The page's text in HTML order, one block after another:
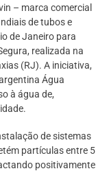
– marca comercial
de tubos e
de Janeiro para
realizada na
(RJ). A iniciativa,
Água
à água de,
de sistemas
partículas entre 5
positivamente